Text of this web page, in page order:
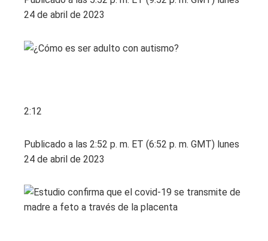
24 de abril de 2023
2:12
Publicado a las 2:52 p. m. ET (6:52 p. m. GMT) lunes
24 de abril de 2023